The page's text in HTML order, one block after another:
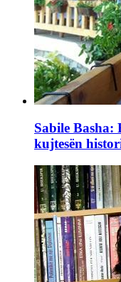
Sabile Basha:
kujtesën